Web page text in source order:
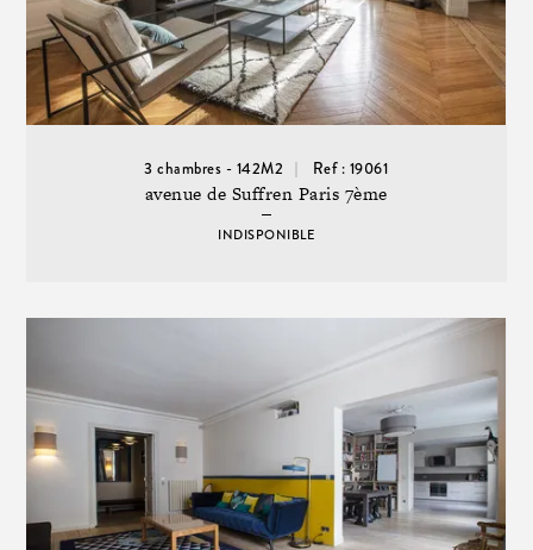
3 chambres - 142M2 Ref : 19061
avenue de Suffren Paris 7ème
INDISPONIBLE